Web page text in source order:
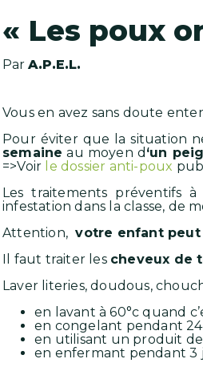
« Les poux
Par A.P.E.L.
Vous en avez sans doute
Pour éviter que la situation
semaine au moyen d ‘un
=>Voir le dossier anti-poux
Les traitements préventifs
infestation dans la classe, de
Attention, votre enfant peut
Il faut traiter les cheveux de
Laver literies, doudous,
en lavant à 60°c quand
en congelant pendant
en utilisant un produit
en enfermant pendant 3